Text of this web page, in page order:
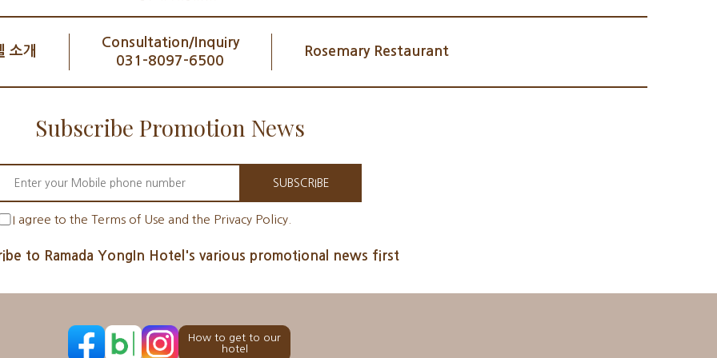
소개
Consultation/Inquiry
031-8097-6500
Rosemary Restaurant
Subscribe Promotion News
SUBSCRIBE
I agree to the Terms of Use and the Privacy Policy.
to Ramada YongIn Hotel's various promotional news first
How to get to our
hotel